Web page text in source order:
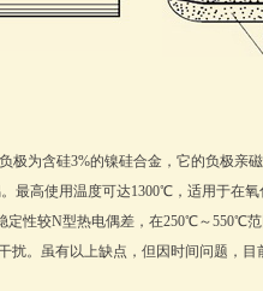
为含硅3%的镍硅合金，它的负极亲
最高使用温度可达1300℃，适用于在
性较N型热电偶差，在250℃～550℃
。虽有以上缺点，但因时间问题，目